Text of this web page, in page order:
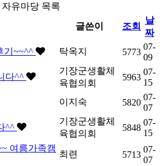
자유마당 목록
글쓴이 조회
날
짜
기~~^^ 탁옥지 5773
07-
09
다^^
기장군생활체
육협의회
5963
07-
15
이지숙 5820
07-
07
^^
기장군생활체
육협의회
5848
07-
15
여름가족캠
최련 5713
07-
07